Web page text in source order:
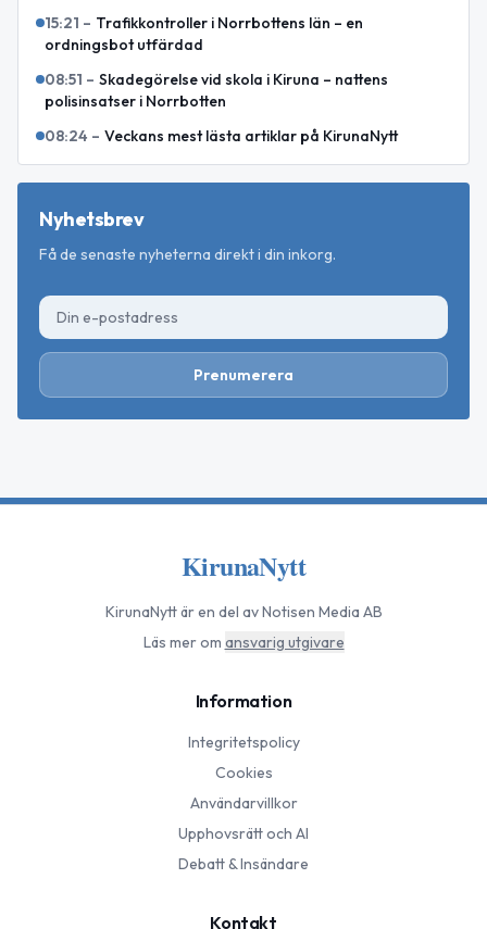
15:21 – Trafikkontroller i Norrbottens län – en
ordningsbot utfärdad
08:51 – Skadegörelse vid skola i Kiruna – nattens
polisinsatser i Norrbotten
08:24 – Veckans mest lästa artiklar på KirunaNytt
Nyhetsbrev
Få de senaste nyheterna direkt i din inkorg.
Prenumerera
KirunaNytt
KirunaNyttär en del av Notisen Media AB
Läs mer om ansvarig utgivare
Information
Integritetspolicy
Cookies
Användarvillkor
Upphovsrätt och AI
Debatt & Insändare
Kontakt